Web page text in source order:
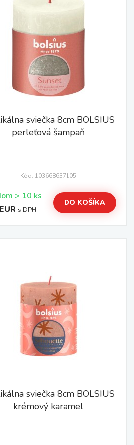
sviečka 8cm BOLSIUS
perleťová šampaň
Kód: 103668637105
Skladom > 10 ks
s DPH
DO KOŠÍKA
sviečka 8cm BOLSIUS
krémový karamel